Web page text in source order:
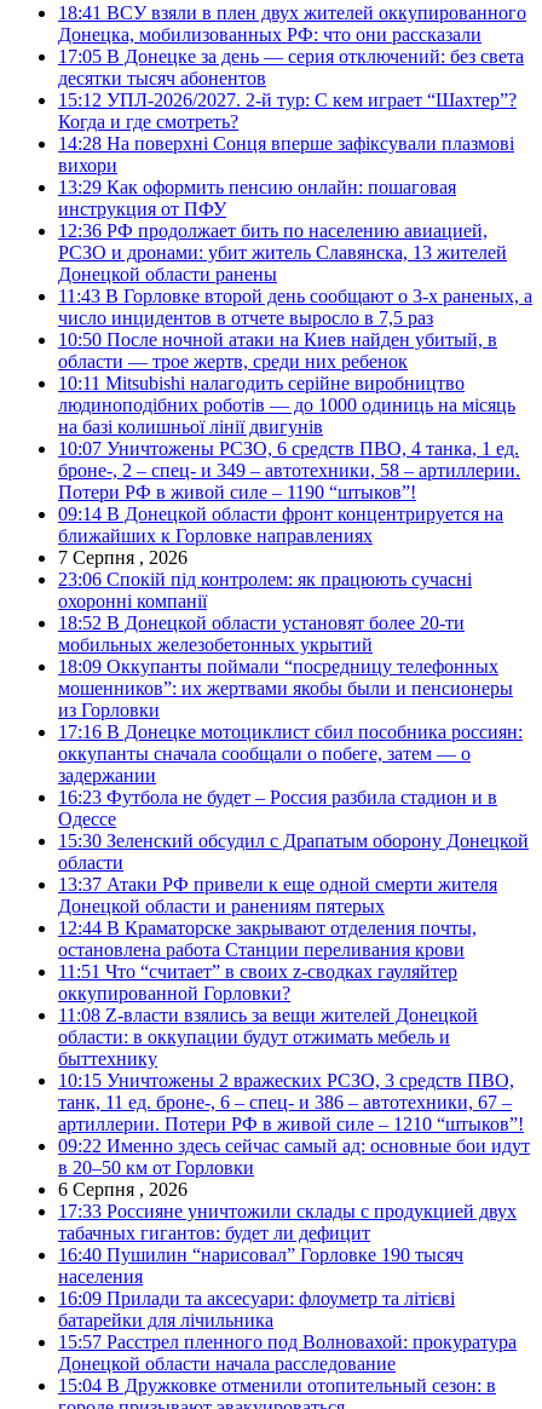
18:41 ВСУ взяли в плен двух жителей оккупированного
Донецка, мобилизованных РФ: что они рассказали
17:05 В Донецке за день — серия отключений: без света
десятки тысяч абонентов
15:12 УПЛ-2026/2027. 2-й тур: С кем играет “Шахтер”?
Когда и где смотреть?
14:28 На поверхні Сонця вперше зафіксували плазмові
вихори
13:29 Как оформить пенсию онлайн: пошаговая
инструкция от ПФУ
12:36 РФ продолжает бить по населению авиацией,
РСЗО и дронами: убит житель Славянска, 13 жителей
Донецкой области ранены
11:43 В Горловке второй день сообщают о 3-х раненых, а
число инцидентов в отчете выросло в 7,5 раз
10:50 После ночной атаки на Киев найден убитый, в
области — трое жертв, среди них ребенок
10:11 Mitsubishi налагодить серійне виробництво
людиноподібних роботів — до 1000 одиниць на місяць
на базі колишньої лінії двигунів
10:07 Уничтожены РСЗО, 6 средств ПВО, 4 танка, 1 ед.
броне-, 2 – спец- и 349 – автотехники, 58 – артиллерии.
Потери РФ в живой силе – 1190 “штыков”!
09:14 В Донецкой области фронт концентрируется на
ближайших к Горловке направлениях
7 Серпня , 2026
23:06 Спокій під контролем: як працюють сучасні
охоронні компанії
18:52 В Донецкой области установят более 20-ти
мобильных железобетонных укрытий
18:09 Оккупанты поймали “посредницу телефонных
мошенников”: их жертвами якобы были и пенсионеры
из Горловки
17:16 В Донецке мотоциклист сбил пособника россиян:
оккупанты сначала сообщали о побеге, затем — о
задержании
16:23 Футбола не будет – Россия разбила стадион и в
Одессе
15:30 Зеленский обсудил с Драпатым оборону Донецкой
области
13:37 Атаки РФ привели к еще одной смерти жителя
Донецкой области и ранениям пятерых
12:44 В Краматорске закрывают отделения почты,
остановлена работа Станции переливания крови
11:51 Что “считает” в своих z-сводках гауляйтер
оккупированной Горловки?
11:08 Z-власти взялись за вещи жителей Донецкой
области: в оккупации будут отжимать мебель и
быттехнику
10:15 Уничтожены 2 вражеских РСЗО, 3 средств ПВО,
танк, 11 ед. броне-, 6 – спец- и 386 – автотехники, 67 –
артиллерии. Потери РФ в живой силе – 1210 “штыков”!
09:22 Именно здесь сейчас самый ад: основные бои идут
в 20–50 км от Горловки
6 Серпня , 2026
17:33 Россияне уничтожили склады с продукцией двух
табачных гигантов: будет ли дефицит
16:40 Пушилин “нарисовал” Горловке 190 тысяч
населения
16:09 Прилади та аксесуари: флоуметр та літієві
батарейки для лічильника
15:57 Расстрел пленного под Волновахой: прокуратура
Донецкой области начала расследование
15:04 В Дружковке отменили отопительный сезон: в